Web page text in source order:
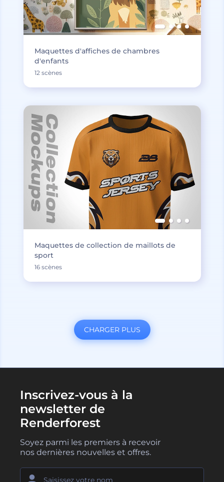
Maquettes d'affiches de chambres
d'enfants
12 scènes
Maquettes de collection de maillots de
sport
16 scènes
CHARGER PLUS
Inscrivez-vous à la
newsletter de
Renderforest
Soyez parmi les premiers à recevoir
nos dernières nouvelles et offres.